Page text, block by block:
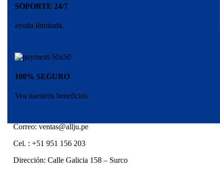
SOPORTE 24/7
ayuda ilimitada.
100% SEGURO
Vea nuestros beneficios.
Correo: ventas@allju.pe
Cel. : +51 951 156 203
Dirección: Calle Galicia 158 – Surco